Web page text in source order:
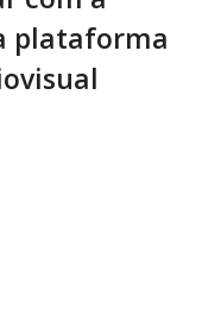
plataforma